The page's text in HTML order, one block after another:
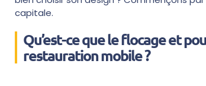
capitale.
Qu’est-ce que le flocage et
restauration mobile ?